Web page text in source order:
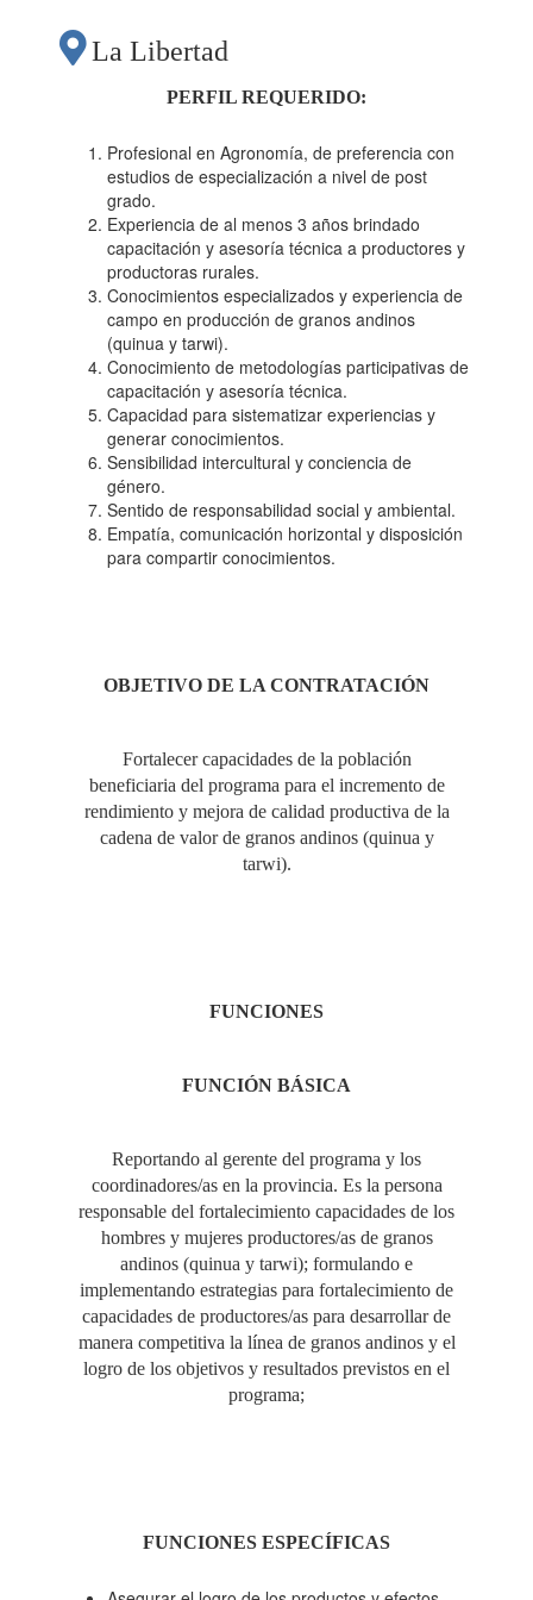
La Libertad
PERFIL REQUERIDO:
Profesional en Agronomía, de preferencia con
estudios de especialización a nivel de post
grado.
Experiencia de al menos 3 años brindado
capacitación y asesoría técnica a productores y
productoras rurales.
Conocimientos especializados y experiencia de
campo en producción de granos andinos
(quinua y tarwi).
Conocimiento de metodologías participativas de
capacitación y asesoría técnica.
Capacidad para sistematizar experiencias y
generar conocimientos.
Sensibilidad intercultural y conciencia de
género.
Sentido de responsabilidad social y ambiental.
Empatía, comunicación horizontal y disposición
para compartir conocimientos.
OBJETIVO DE LA CONTRATACIÓN
Fortalecer capacidades de la población
beneficiaria del programa para el incremento de
rendimiento y mejora de calidad productiva de la
cadena de valor de granos andinos (quinua y
tarwi).
FUNCIONES
FUNCIÓN BÁSICA
Reportando al gerente del programa y los
coordinadores/as en la provincia. Es la persona
responsable del fortalecimiento capacidades de los
hombres y mujeres productores/as de granos
andinos (quinua y tarwi); formulando e
implementando estrategias para fortalecimiento de
capacidades de productores/as para desarrollar de
manera competitiva la línea de granos andinos y el
logro de los objetivos y resultados previstos en el
programa;
FUNCIONES ESPECÍFICAS